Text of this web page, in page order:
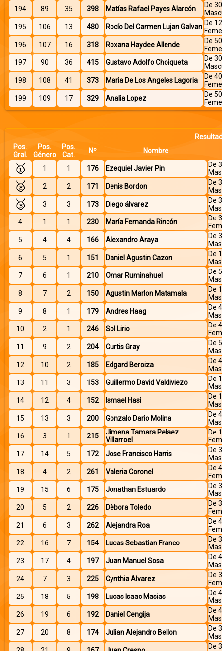
194
89 35 398 Matías Rafael Payes Alarcón
De
195
106 13 480 Rocío Del Carmen Lujan Galvan De
196
107 16 318 Roxana Haydee Allende
De
197
90 36 415 Gustavo Adolfo Choiqueta
De
198
108 41 373 Maria De Los Angeles Lagoria
De
199
109 17 329 Analia Lopez
De
Pos.
Gral.
Pos.
Género
Pos.
Cat.
Nº Nombre
🥇 1 1 176 Ezequiel Javier Pin
De
🥈 2 2 171 Denis Bordon
De
🥉 3 3 173 Diego álvarez
De
4
1 1 230 María Fernanda Rincón
De
5
4 4 166 Alexandro Araya
De
6
5 1 151 Daniel Agustin Cazon
De
7
6 1 210 Omar Ruminahuel
De
8
7 2 150 Agustin Marlon Matamala
De
9
8 1 179 Andres Haag
De
10
2 1 246 Sol Lirio
De
11
9 2 204 Curtis Gray
De
12
10 2 185 Edgard Beroiza
De
13
11 3 153 Guillermo David Valdiviezo
De
14
12 4 152 Ismael Hasi
De
15
13 3 200 Gonzalo Dario Molina
De
16
3 1 215
Jimena Tamara Pelaez
Villarroel
De
17
14 5 172 Jose Francisco Harris
De
18
4 2 261 Valeria Coronel
De
19
15 6 175 Jonathan Estuardo
De
20
5 2 226 Dèbora Toledo
De
21
6 3 262 Alejandra Roa
De
22
16 7 154 Lucas Sebastian Franco
De
23
17 4 197 Juan Manuel Sosa
De
24
7 3 225 Cynthia Alvarez
De
25
18 5 198 Lucas Isaac Masias
De
26
19 6 192 Daniel Cengija
De
27
20 8 174 Julian Alejandro Bellon
De
De